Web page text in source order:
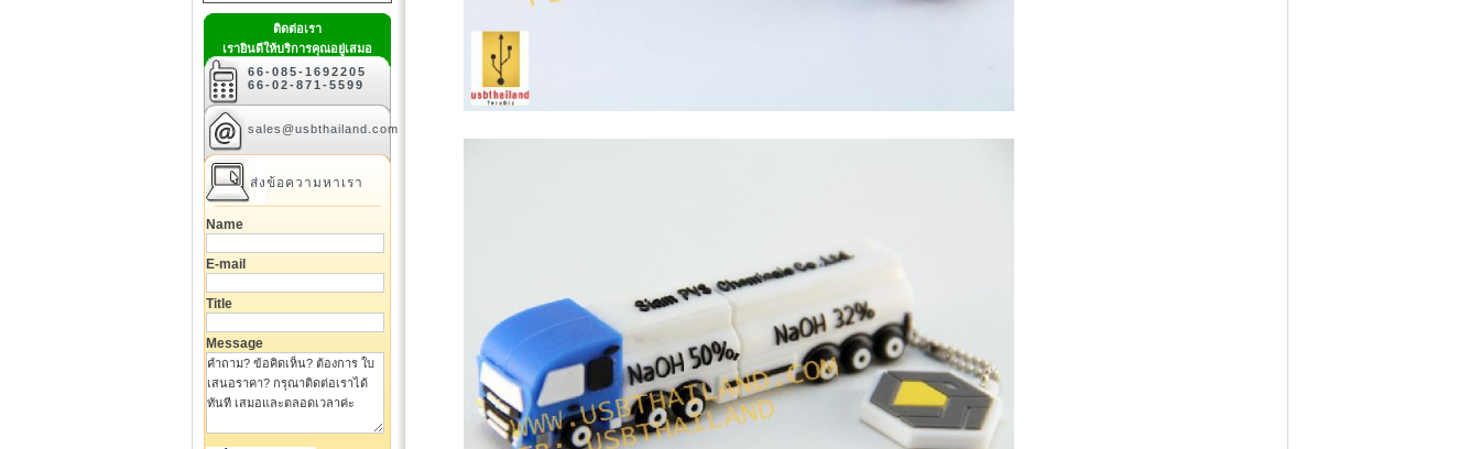
ติดต่อเรา
เรายินดีให้บริการคุณอยู่เสมอ
66-085-1692205
66-02-871-5599
sales@usbthailand.com
ส่งข้อความหาเรา
Name
E-mail
Title
Message